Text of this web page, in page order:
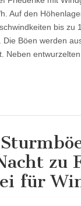
Auf den
bis zu
Die Böen werden
Neben
zu
für